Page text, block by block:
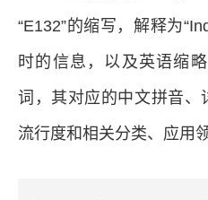
“E132”的缩写，解释为
时的信息，以及英语缩
词，其对应的中文拼音、
流行度和相关分类、应用